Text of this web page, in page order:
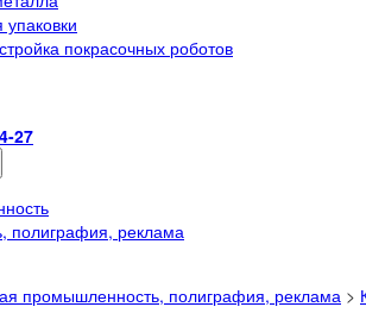
упаковки
покрасочных роботов
27
полиграфия, реклама
промышленность, полиграфия, реклама >